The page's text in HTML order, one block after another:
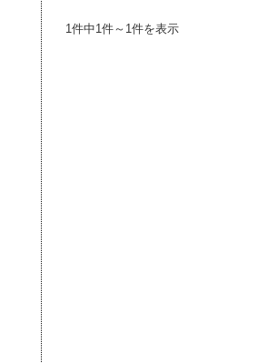
1件中1件～1件を表示